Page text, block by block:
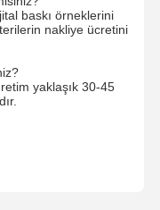
baskı örneklerini
nakliye ücretini
yaklaşık 30-45